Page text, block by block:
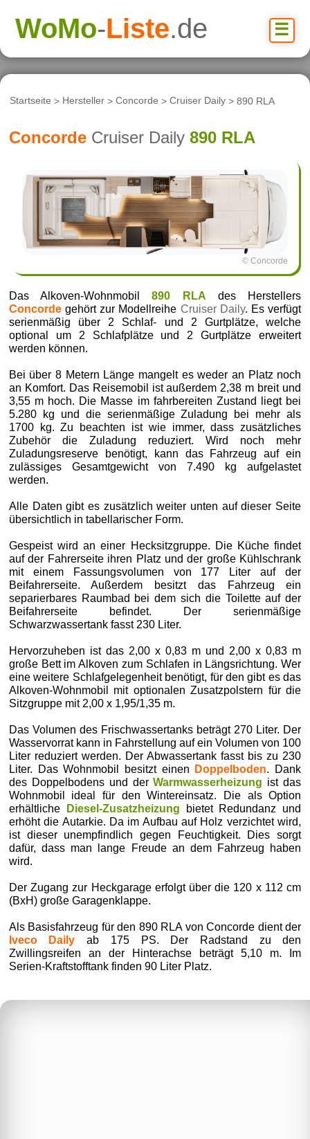
☰
WoMo-Liste.de
Startseite > Hersteller >Concorde >Cruiser Daily > 890 RLA
Concorde Cruiser Daily 890 RLA
© Concorde
Das Alkoven-Wohnmobil890 RLA des Herstellers
Concordegehört zur Modellreihe Cruiser Daily. Es verfügt
serienmäßig über 2 Schlaf- und 2 Gurtplätze, welche
optional um 2 Schlafplätze und 2 Gurtplätze erweitert
werden können.
Bei über 8 Metern Länge mangelt es weder an Platz noch
an Komfort. Das Reisemobil ist außerdem 2,38 m breit und
3,55 m hoch. Die Masse im fahrbereiten Zustand liegt bei
5.280 kg und die serienmäßige Zuladung bei mehr als
1700 kg. Zu beachten ist wie immer, dass zusätzliches
Zubehör die Zuladung reduziert. Wird noch mehr
Zuladungsreserve benötigt, kann das Fahrzeug auf ein
zulässiges Gesamtgewicht von 7.490 kg aufgelastet
werden.
Alle Daten gibt es zusätzlich weiter unten auf dieser Seite
übersichtlich in tabellarischer Form.
Gespeist wird an einer Hecksitzgruppe. Die Küche findet
auf der Fahrerseite ihren Platz und der große Kühlschrank
mit einem Fassungsvolumen von 177 Liter auf der
Beifahrerseite. Außerdem besitzt das Fahrzeug ein
separierbares Raumbad bei dem sich die Toilette auf der
Beifahrerseite befindet. Der serienmäßige
Schwarzwassertank fasst 230 Liter.
Hervorzuheben ist das 2,00 x 0,83 m und 2,00 x 0,83 m
große Bett im Alkoven zum Schlafen in Längsrichtung. Wer
eine weitere Schlafgelegenheit benötigt, für den gibt es das
Alkoven-Wohnmobil mit optionalen Zusatzpolstern für die
Sitzgruppe mit 2,00 x 1,95/1,35 m.
Das Volumen des Frischwassertanks beträgt 270 Liter. Der
Wasservorrat kann in Fahrstellung auf ein Volumen von 100
Liter reduziert werden. Der Abwassertank fasst bis zu 230
Liter. Das Wohnmobil besitzt einen
Doppelboden. Dank
des Doppelbodens und derWarmwasserheizung ist das
Wohnmobil ideal für den Wintereinsatz. Die als Option
erhältliche
Diesel-Zusatzheizung bietet Redundanz und
erhöht die Autarkie. Da im Aufbau auf Holz verzichtet wird,
ist dieser unempfindlich gegen Feuchtigkeit. Dies sorgt
dafür, dass man lange Freude an dem Fahrzeug haben
wird.
Der Zugang zur Heckgarage erfolgt über die 120 x 112 cm
(BxH) große Garagenklappe.
Als Basisfahrzeug für den 890 RLA von Concorde dient der
Iveco Daily ab 175 PS. Der Radstand zu den
Zwillingsreifen an der Hinterachse beträgt 5,10 m. Im
Serien-Kraftstofftank finden 90 Liter Platz.